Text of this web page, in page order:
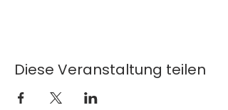
Diese Veranstaltung teilen